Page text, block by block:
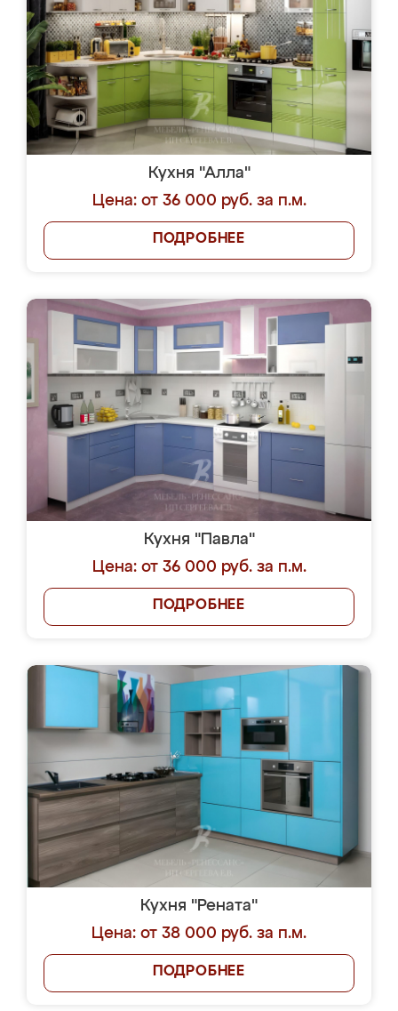
Кухня "Алла"
Цена: от 36 000 руб. за п.м.
ПОДРОБНЕЕ
Кухня "Павла"
Цена: от 36 000 руб. за п.м.
ПОДРОБНЕЕ
Кухня "Рената"
Цена: от 38 000 руб. за п.м.
ПОДРОБНЕЕ